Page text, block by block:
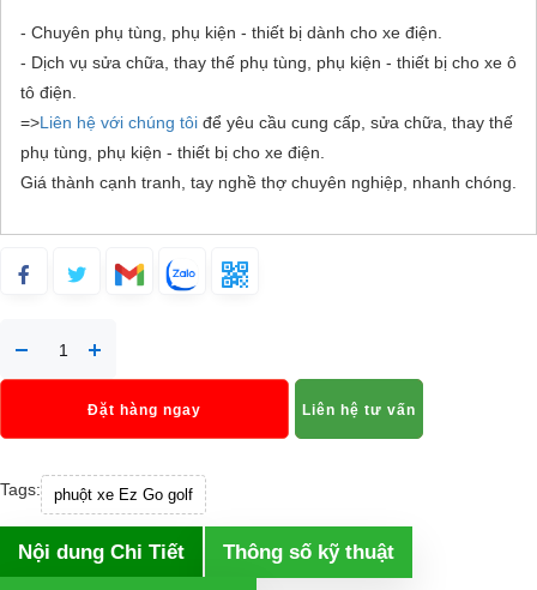
- Chuyên phụ tùng, phụ kiện - thiết bị dành cho xe điện.
- Dịch vụ sửa chữa, thay thế phụ tùng, phụ kiện - thiết bị cho xe ô
tô điện.
=>Liên hệ với chúng tôi để yêu cầu cung cấp, sửa chữa, thay thế
phụ tùng, phụ kiện - thiết bị cho xe điện.
Giá thành cạnh tranh, tay nghề thợ chuyên nghiệp, nhanh chóng.
Đặt hàng ngay Liên hệ tư vấn
Tags: phuột xe Ez Go golf
Nội dung Chi Tiết Thông số kỹ thuật